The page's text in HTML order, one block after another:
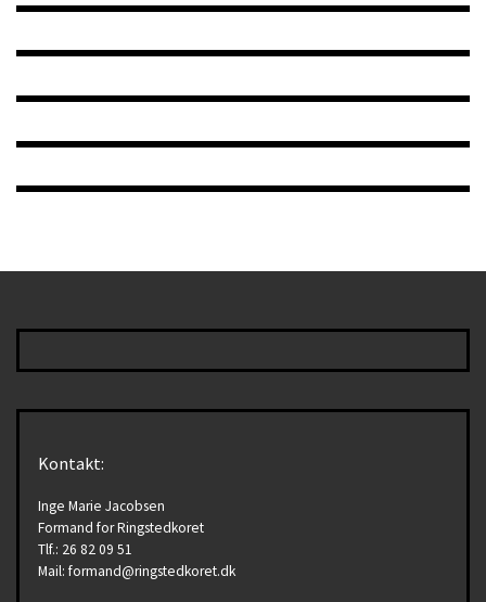
Kontakt:
Inge Marie Jacobsen
Formand for Ringstedkoret
Tlf.: 26 82 09 51
Mail: formand@ringstedkoret.dk